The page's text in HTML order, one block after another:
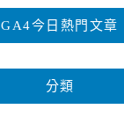
GA4今日熱門文章
分類